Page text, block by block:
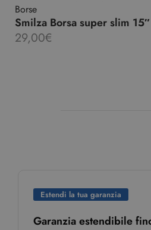
Borse
Smilza Borsa super slim
29,00€
Estendi la tua garanzia
Garanzia estendibile